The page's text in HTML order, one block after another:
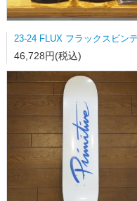
46,728円(税込)